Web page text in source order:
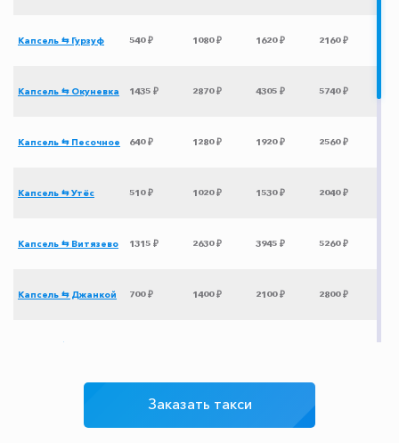
Капсель ⇆ Гурзуф 540 ₽ 1080 ₽ 1620 ₽ 2160 ₽
Капсель ⇆ Окуневка 1435 ₽ 2870 ₽ 4305 ₽ 5740 ₽
Капсель ⇆ Песочное 640 ₽ 1280 ₽ 1920 ₽ 2560 ₽
Капсель ⇆ Утёс 510 ₽ 1020 ₽ 1530 ₽ 2040 ₽
Капсель ⇆ Витязево 1315 ₽ 2630 ₽ 3945 ₽ 5260 ₽
Капсель ⇆ Джанкой 700 ₽ 1400 ₽ 2100 ₽ 2800 ₽
Капсель ⇆
Красноперекопск
Заказать такси